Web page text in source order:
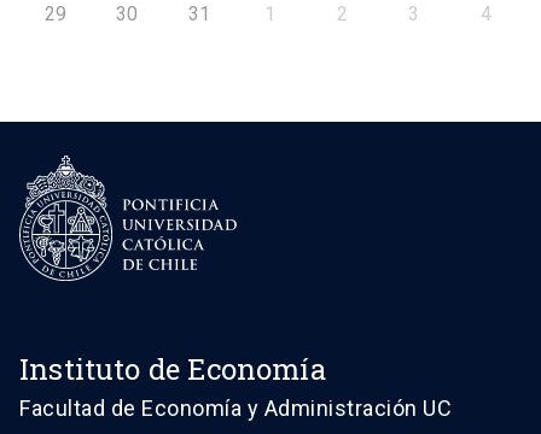
29 30 31 1 2 3 4
Instituto de Economía
Facultad de Economía y Administración UC